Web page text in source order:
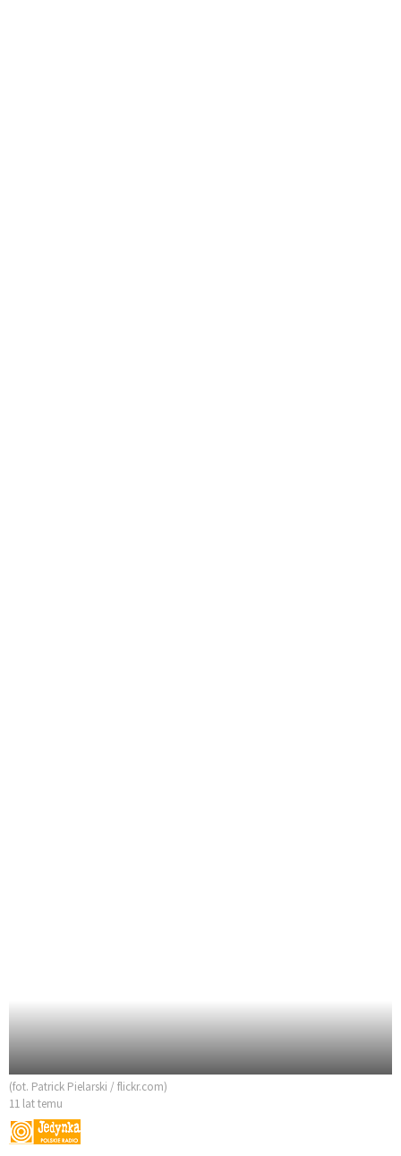
(fot. Patrick Pielarski / flickr.com)
11 lat temu